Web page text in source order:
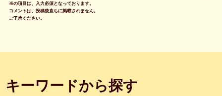
※の項目は、入力必須となっております。
コメントは、投稿後直ちに掲載されません。
ご了承ください。
キーワードから探す